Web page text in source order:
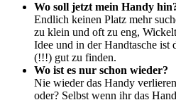
Wo soll jetzt mein Handy
Endlich keinen Platz mehr
zu klein und oft zu eng,
Idee und in der Handtasche ist
(!!!) gut zu finden.
Wo ist es nur schon wieder?
Nie wieder das Handy
oder? Selbst wenn ihr das